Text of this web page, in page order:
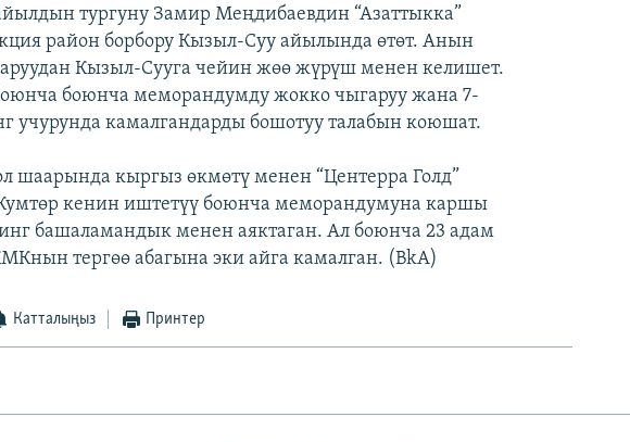
тургуну Замир Меңдибаевдин “Азаттыкка”
район борбору Кызыл-Суу айылында өтөт. Анын
Кызыл-Сууга чейин жөө жүрүш менен келишет.
боюнча меморандумду жокко чыгаруу жана 7-
учурунда камалгандарды бошотуу талабын коюшат.
шаарында кыргыз өкмөтү менен “Центерра Голд”
кенин иштетүү боюнча меморандумуна каршы
башаламандык менен аяктаган. Ал боюнча 23 адам
тергөө абагына эки айга камалган. (BkA)
Катталыңыз Принтер